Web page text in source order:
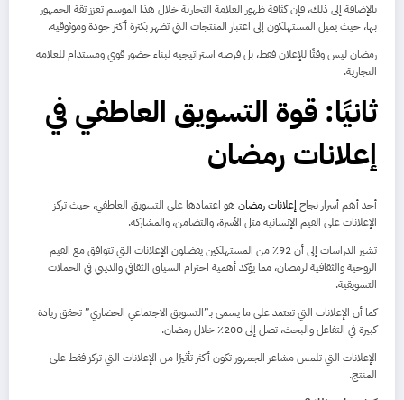
بالإضافة إلى ذلك، فإن كثافة ظهور العلامة التجارية خلال هذا الموسم تعزز ثقة الجمهور
بها، حيث يميل المستهلكون إلى اعتبار المنتجات التي تظهر بكثرة أكثر جودة وموثوقية.
رمضان ليس وقتًا للإعلان فقط، بل فرصة استراتيجية لبناء حضور قوي ومستدام للعلامة
التجارية.
ثانيًا: قوة التسويق العاطفي في
إعلانات رمضان
أحد أهم أسرار نجاح إعلانات رمضان هو اعتمادها على التسويق العاطفي، حيث تركز
الإعلانات على القيم الإنسانية مثل الأسرة، والتضامن، والمشاركة.
تشير الدراسات إلى أن 92٪ من المستهلكين يفضلون الإعلانات التي تتوافق مع القيم
الروحية والثقافية لرمضان، مما يؤكد أهمية احترام السياق الثقافي والديني في الحملات
التسويقية.
كما أن الإعلانات التي تعتمد على ما يسمى بـ”التسويق الاجتماعي الحضاري” تحقق زيادة
كبيرة في التفاعل والبحث، تصل إلى 200٪ خلال رمضان.
الإعلانات التي تلمس مشاعر الجمهور تكون أكثر تأثيرًا من الإعلانات التي تركز فقط على
المنتج.